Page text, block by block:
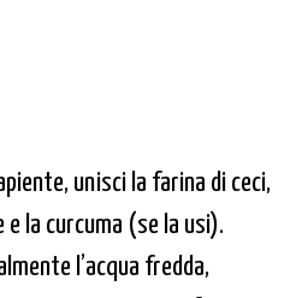
unisci la farina di ceci,
e la curcuma (se la usi).
l’acqua fredda,